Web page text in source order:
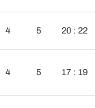
4 5 20 : 22
4 5 17 : 19